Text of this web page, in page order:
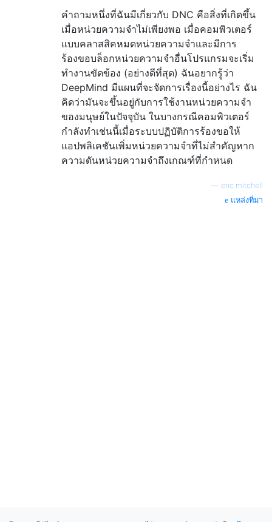
คำถามหนึ่งที่ฉันมีเกี่ยวกับ DNC คือสิ่งที่เกิดขึ้น
เมื่อหน่วยความจำไม่เพียงพอ เมื่อคอมพิวเตอร์
แบบคลาสสิคหมดหน่วยความจำและมีการ
ร้องขอบล็อกหน่วยความจำอื่นโปรแกรมจะเริ่ม
ทำงานขัดข้อง (อย่างดีที่สุด) ฉันอยากรู้ว่า
DeepMind มีแผนที่จะจัดการเรื่องนี้อย่างไร ฉัน
คิดว่ามันจะขึ้นอยู่กับการใช้งานหน่วยความจำ
ของมนุษย์ในปัจจุบัน ในบางกรณีคอมพิวเตอร์
กำลังทำเช่นนี้เมื่อระบบปฏิบัติการร้องขอให้
แอปพลิเคชันเพิ่มหน่วยความจำที่ไม่สำคัญหาก
ความดันหน่วยความจำถึงเกณฑ์ที่กำหนด
eric.mitchell
แหล่งที่มา